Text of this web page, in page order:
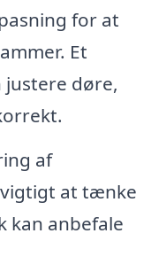
for at
Et
døre,
af
at tænke
kan anbefale